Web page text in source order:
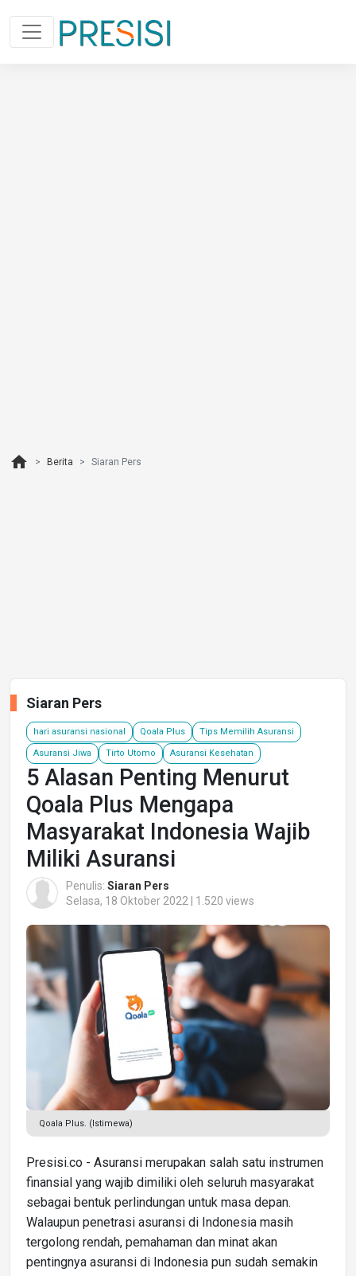
home Berita Siaran Pers
Siaran Pers
hari asuransi nasional Qoala Plus Tips Memilih Asuransi
Asuransi Jiwa Tirto Utomo Asuransi Kesehatan
5 Alasan Penting Menurut
Qoala Plus Mengapa
Masyarakat Indonesia Wajib
Miliki Asuransi
Penulis: Siaran Pers
Selasa, 18 Oktober 2022 | 1.520 views
Qoala Plus. (Istimewa)
Presisi.co - Asuransi merupakan salah satu instrumen
finansial yang wajib dimiliki oleh seluruh masyarakat
sebagai bentuk perlindungan untuk masa depan.
Walaupun penetrasi asuransi di Indonesia masih
tergolong rendah, pemahaman dan minat akan
pentingnya asuransi di Indonesia pun sudah semakin